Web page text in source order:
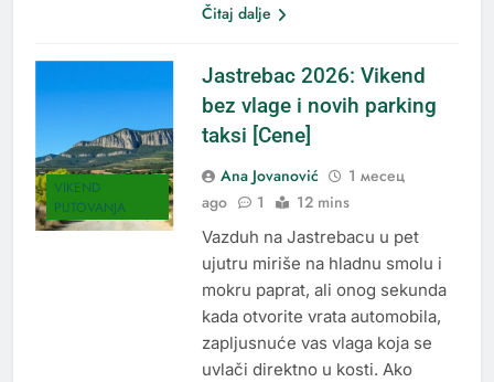
Čitaj dalje
VIKEND
PUTOVANJA
Jastrebac 2026: Vikend
bez vlage i novih parking
taksi [Cene]
Ana Jovanović
1 месец
ago
1 12 mins
Vazduh na Jastrebacu u pet
ujutru miriše na hladnu smolu i
mokru paprat, ali onog sekunda
kada otvorite vrata automobila,
zapljusnuće vas vlaga koja se
uvlači direktno u kosti. Ako